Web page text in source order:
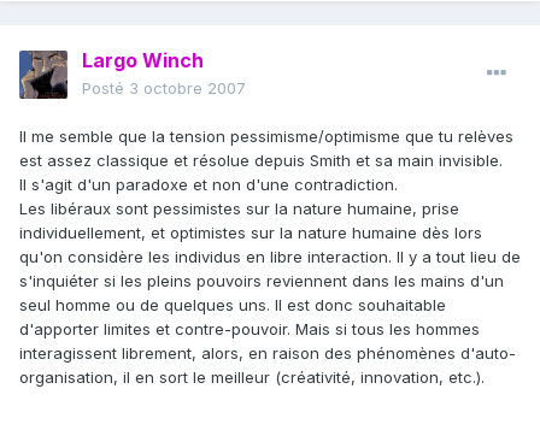
Largo Winch
Posté 3 octobre 2007
Il me semble que la tension pessimisme/optimisme que tu relèves
est assez classique et résolue depuis Smith et sa main invisible.
Il s'agit d'un paradoxe et non d'une contradiction.
Les libéraux sont pessimistes sur la nature humaine, prise
individuellement, et optimistes sur la nature humaine dès lors
qu'on considère les individus en libre interaction. Il y a tout lieu de
s'inquiéter si les pleins pouvoirs reviennent dans les mains d'un
seul homme ou de quelques uns. Il est donc souhaitable
d'apporter limites et contre-pouvoir. Mais si tous les hommes
interagissent librement, alors, en raison des phénomènes d'auto-
organisation, il en sort le meilleur (créativité, innovation, etc.).